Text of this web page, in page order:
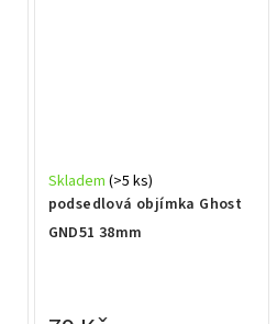
podsedlová objímka Ghost
GND51 38mm
Skladem (>5 ks)